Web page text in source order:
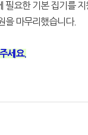
요한 기본 집기를 지
을 마무리했습니다.
세요.